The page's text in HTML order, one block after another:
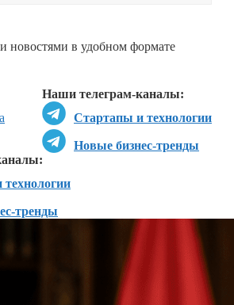
новостями в удобном формате
Наши телеграм-каналы:
Стартапы и технологии
Новые бизнес-тренды
тренды